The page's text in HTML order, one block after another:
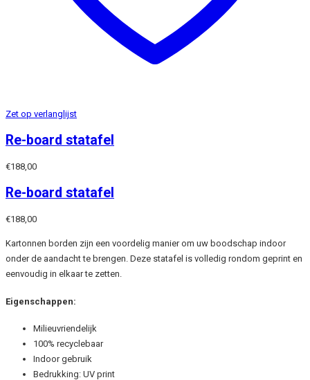
Zet op verlanglijst
Re-board statafel
€188,00
Re-board statafel
€188,00
Kartonnen borden zijn een voordelig manier om uw boodschap indoor
onder de aandacht te brengen. Deze statafel is volledig rondom geprint en
eenvoudig in elkaar te zetten.
Eigenschappen:
Milieuvriendelijk
100% recyclebaar
Indoor gebruik
Bedrukking: UV print